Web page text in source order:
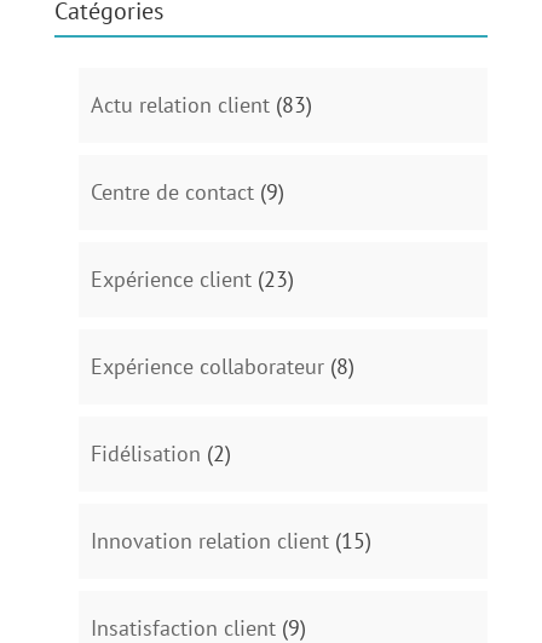
Catégories
Actu relation client(83)
Centre de contact(9)
Expérience client(23)
Expérience collaborateur(8)
Fidélisation (2)
Innovation relation client(15)
Insatisfaction client(9)